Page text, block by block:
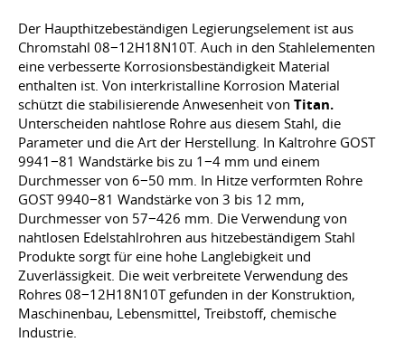
Der Haupthitzebeständigen Legierungselement ist aus
Chromstahl 08−12H18N10T. Auch in den Stahlelementen
eine verbesserte Korrosionsbeständigkeit Material
enthalten ist. Von interkristalline Korrosion Material
schützt die stabilisierende Anwesenheit von Titan.
Unterscheiden nahtlose Rohre aus diesem Stahl, die
Parameter und die Art der Herstellung. In Kaltrohre GOST
9941−81 Wandstärke bis zu 1−4 mm und einem
Durchmesser von 6−50 mm. In Hitze verformten Rohre
GOST 9940−81 Wandstärke von 3 bis 12 mm,
Durchmesser von 57−426 mm. Die Verwendung von
nahtlosen Edelstahlrohren aus hitzebeständigem Stahl
Produkte sorgt für eine hohe Langlebigkeit und
Zuverlässigkeit. Die weit verbreitete Verwendung des
Rohres 08−12H18N10T gefunden in der Konstruktion,
Maschinenbau, Lebensmittel, Treibstoff, chemische
Industrie.